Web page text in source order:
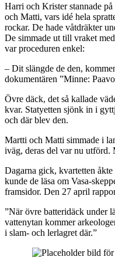
Harri och Krister stannade
och Matti, vars idé hela
rockar. De hade våtdräkter
De simmade ut till vraket
var proceduren enkel:
– Dit slängde de den,
dokumentären ”Minne:
Övre däck, det så kallade
kvar. Statyetten sjönk in i
och där blev den.
Martti och Matti simmade i
iväg, deras del var nu utförd.
Dagarna gick, kvartetten
kunde de läsa om Vasa-
framsidor. Den 27 april
”När övre batteridäck under
vattenytan kommer
i slam- och lerlagret där.”